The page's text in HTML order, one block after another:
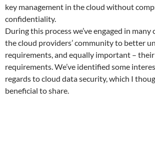
key management in the cloud without
confidentiality.
During this process we’ve engaged in
the cloud providers’ community to better
requirements, and equally important – their
requirements. We’ve identified some
regards to cloud data security, which I
beneficial to share.